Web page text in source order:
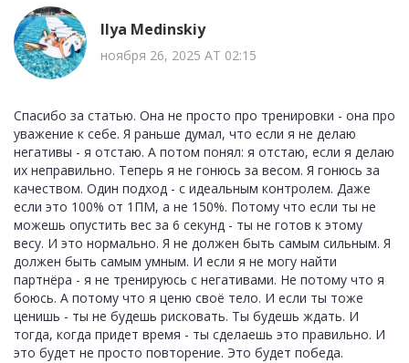
Ilya Medinskiy
ноября 26, 2025 AT 02:15
Спасибо за статью. Она не просто про тренировки - она про
уважение к себе. Я раньше думал, что если я не делаю
негативы - я отстаю. А потом понял: я отстаю, если я делаю
их неправильно. Теперь я не гонюсь за весом. Я гонюсь за
качеством. Один подход - с идеальным контролем. Даже
если это 100% от 1ПМ, а не 150%. Потому что если ты не
можешь опустить вес за 6 секунд - ты не готов к этому
весу. И это нормально. Я не должен быть самым сильным. Я
должен быть самым умным. И если я не могу найти
партнёра - я не тренируюсь с негативами. Не потому что я
боюсь. А потому что я ценю своё тело. И если ты тоже
ценишь - ты не будешь рисковать. Ты будешь ждать. И
тогда, когда придет время - ты сделаешь это правильно. И
это будет не просто повторение. Это будет победа.